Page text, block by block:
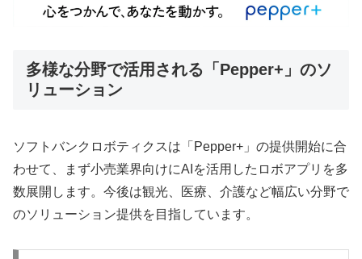
多様な分野で活用される「Pepper+」のソ
リューション
ソフトバンクロボティクスは「Pepper+」の提供開始に合
わせて、まず小売業界向けにAIを活用したロボアプリを多
数展開します。今後は観光、医療、介護など幅広い分野で
のソリューション提供を目指しています。